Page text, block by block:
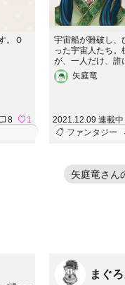
。Ｏ
8
1
宇宙船が難破し、
った宇宙人たち。
が、一人だけ、誰
く、親切で、分
は裏があって！
矢庭竜
2021.12.09 連載
ファンタジー
矢庭竜さん
まぐ